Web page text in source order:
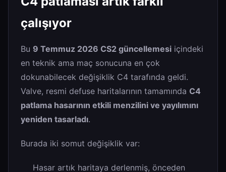
çalışıyor
Bu 9 Temmuz 2026 CS2 güncellemesi içindeki
en teknik ama maç sonucuna en çok
dokunabilecek değişiklik C4 tarafında geldi.
Valve, resmi defuse haritalarının tamamında C4
patlama hasarının etkili menzilini ve yayılımını
yeniden tasarladı.
Burada iki somut değişiklik var:
Hasar artık haritaya derlenmiş, önceden